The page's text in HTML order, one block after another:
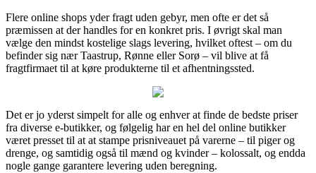
Flere online shops yder fragt uden gebyr, men ofte er det så
præmissen at der handles for en konkret pris. I øvrigt skal man
vælge den mindst kostelige slags levering, hvilket oftest – om du
befinder sig nær Taastrup, Rønne eller Sorø – vil blive at få
fragtfirmaet til at køre produkterne til et afhentningssted.
Det er jo yderst simpelt for alle og enhver at finde de bedste priser
fra diverse e-butikker, og følgelig har en hel del online butikker
været presset til at at stampe prisniveauet på varerne – til piger og
drenge, og samtidig også til mænd og kvinder – kolossalt, og endda
nogle gange garantere levering uden beregning.